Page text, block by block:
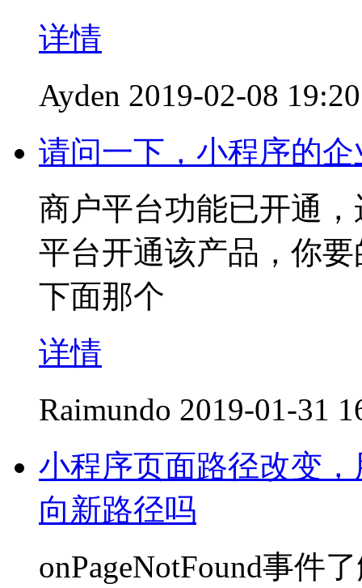
详情
Ayden 2019-02-08 19:20
请问一下，小程序的
商户平台功能已开通
平台开通该产品，你
下面那个
详情
Raimundo 2019-01-31
小程序页面路径改变
向新路径吗
onPageNotFound事件